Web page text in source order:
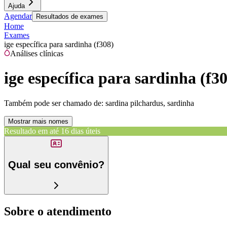
Ajuda
Agendar Resultados de exames
Home
Exames
ige específica para sardinha (f308)
Análises clínicas
ige específica para sardinha
Também pode ser chamado de: sardina pilchardus, sardinha
Mostrar mais nomes
Resultado em até 16 dias úteis
Qual seu convênio?
Sobre o atendimento